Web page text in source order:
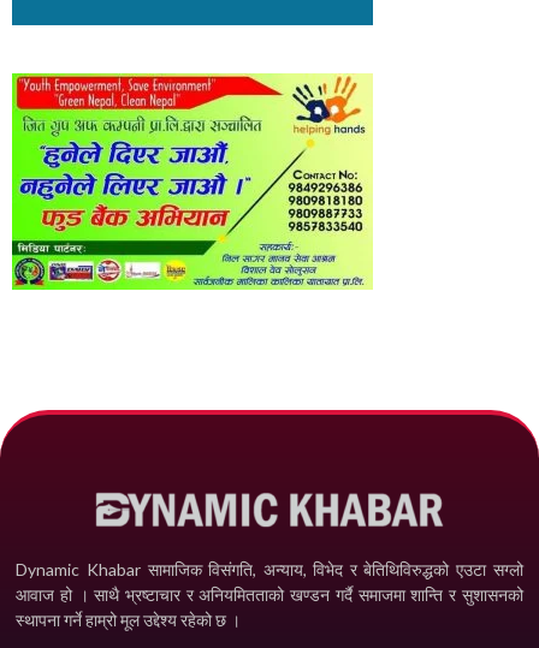
Dynamic Khabar सामाजिक विसंगति, अन्याय, विभेद­ र बेतिथिविरुद्धको एउटा सग्लो
आवाज हो । साथै भ्रष्टाचार र अनियमितताको खण्डन गर्दै समाजमा शान्ति र सुशासनको
स्थापना गर्ने हाम्रो मूल उद्देश्य रहेको छ ।